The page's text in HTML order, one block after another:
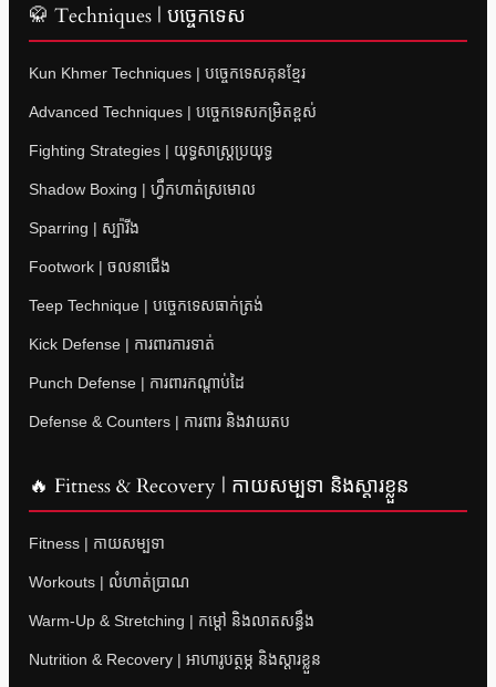
🥋 Techniques | បច្ចេកទេស
Kun Khmer Techniques | បច្ចេកទេសគុនខ្មែរ
Advanced Techniques | បច្ចេកទេសកម្រិតខ្ពស់
Fighting Strategies | យុទ្ធសាស្ត្រប្រយុទ្ធ
Shadow Boxing | ហ្វឹកហាត់ស្រមោល
Sparring | ស្ប៉ារីង
Footwork | ចលនាជើង
Teep Technique | បច្ចេកទេសធាក់ត្រង់
Kick Defense | ការពារការទាត់
Punch Defense | ការពារកណ្តាប់ដៃ
Defense & Counters | ការពារ និងវាយតប
🔥 Fitness & Recovery | កាយសម្បទា និងស្តារខ្លួន
Fitness | កាយសម្បទា
Workouts | លំហាត់ប្រាណ
Warm-Up & Stretching | កម្តៅ និងលាតសន្ធឹង
Nutrition & Recovery | អាហារូបត្ថម្ភ និងស្តារខ្លួន